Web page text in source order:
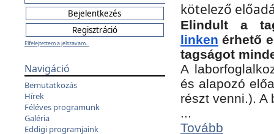
Elfelejtettem a jelszavam...
Navigáció
Bemutatkozás
Hírek
Féléves programunk
Galéria
Eddigi programjaink
kötelező
Elindult a
linken érhető
tagságot
A
és alapozó
részt venni.).
...
Tovább